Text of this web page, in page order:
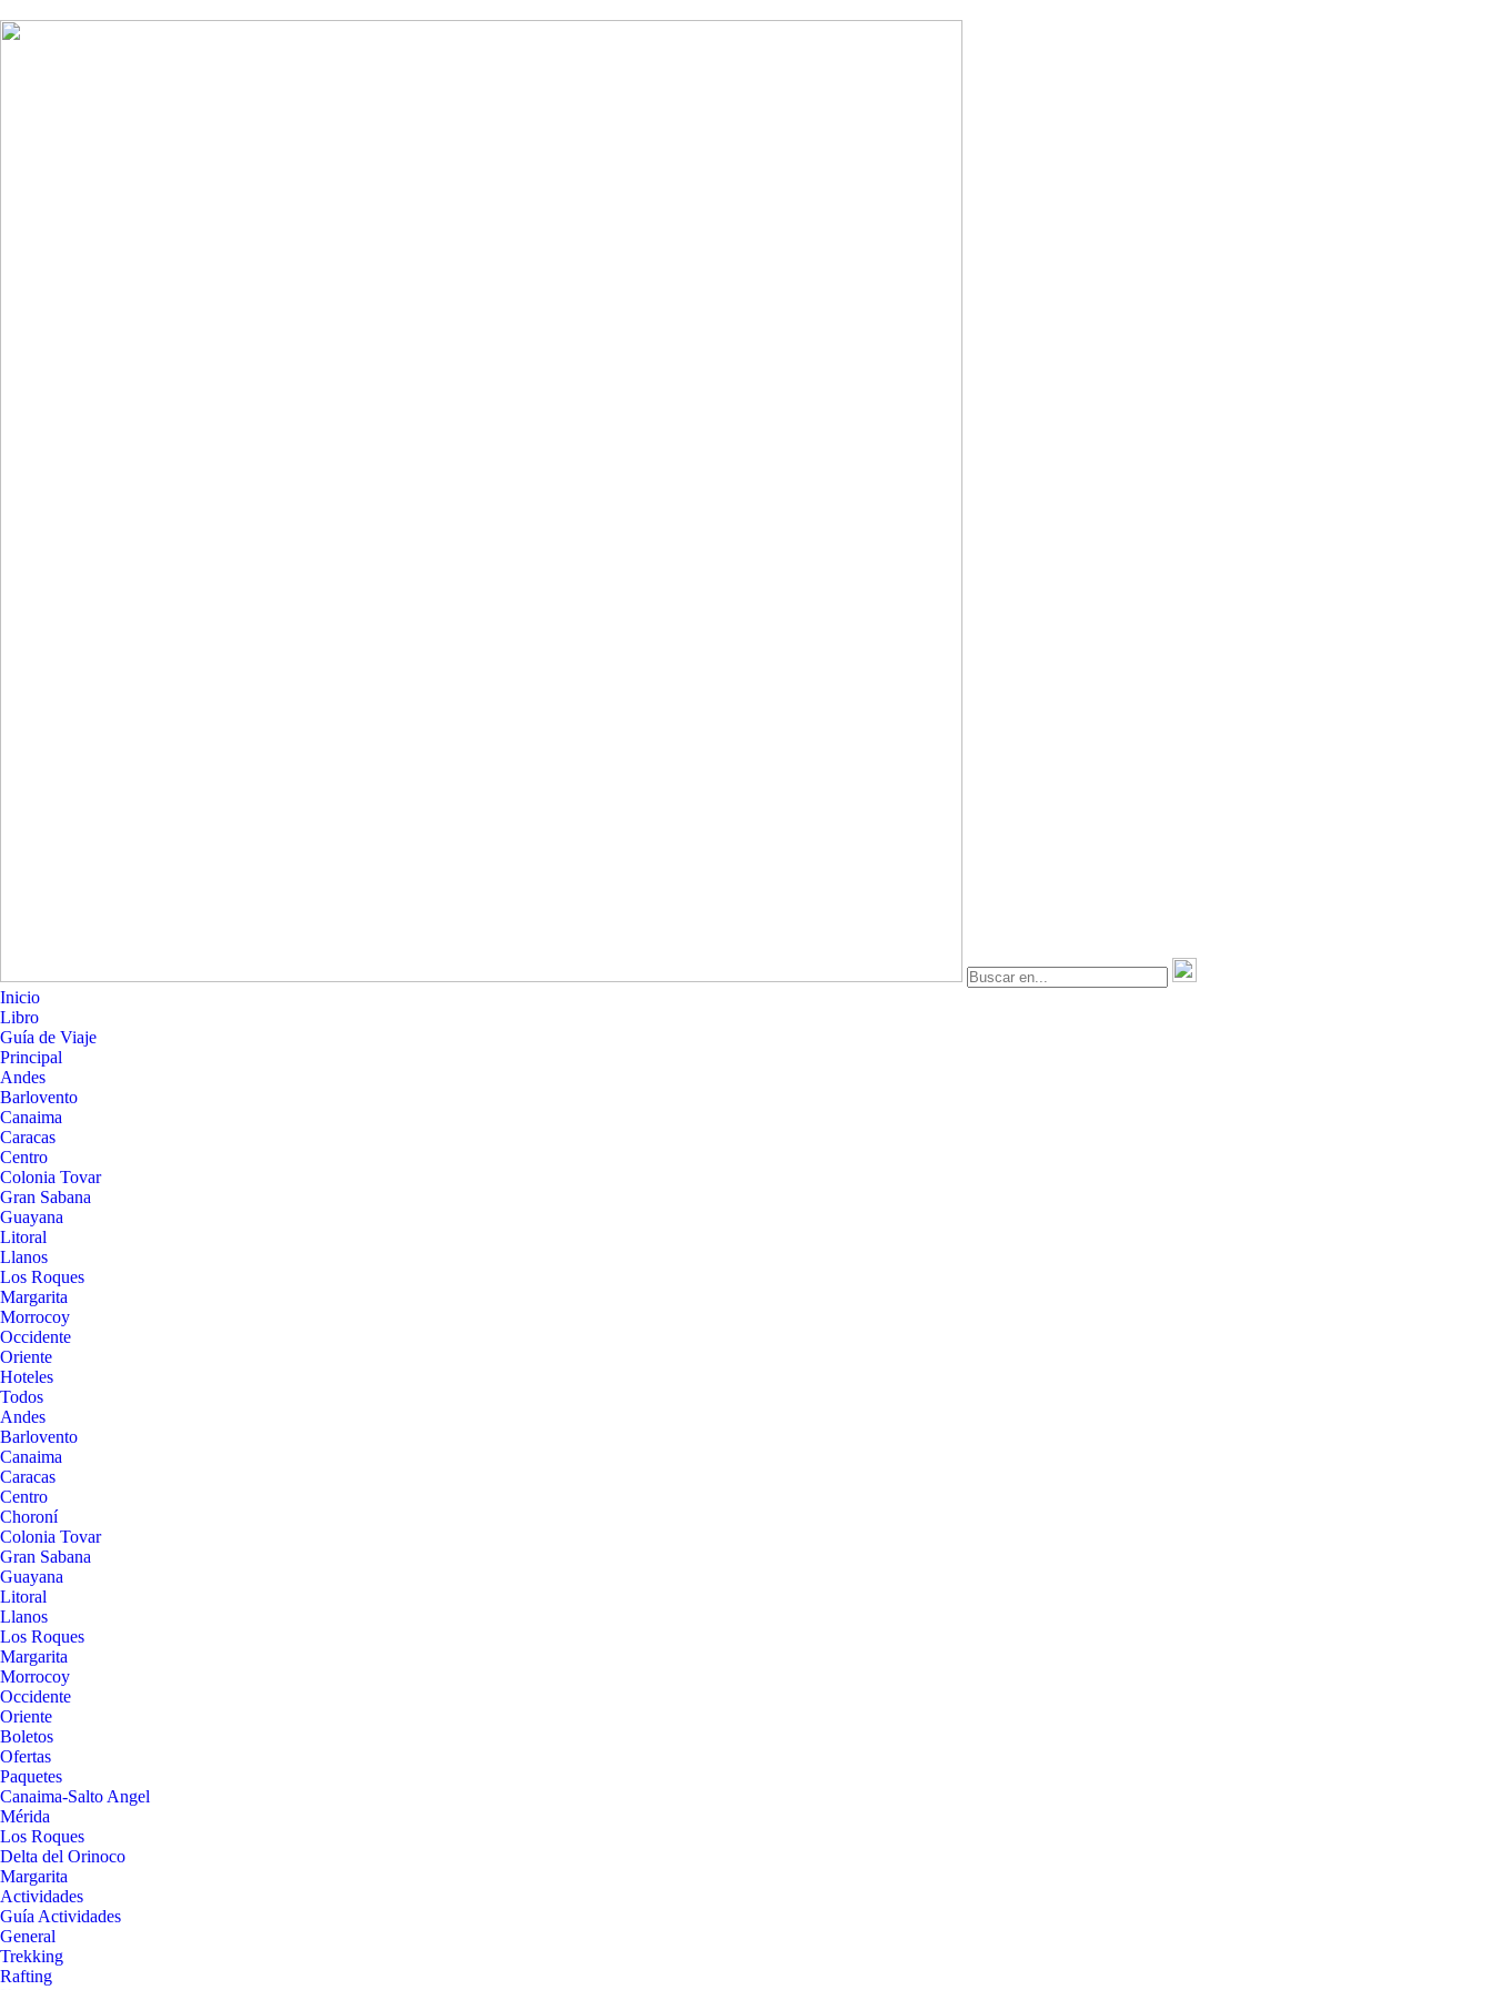
Inicio
Libro
Guía de Viaje
Principal
Andes
Barlovento
Canaima
Caracas
Centro
Colonia Tovar
Gran Sabana
Guayana
Litoral
Llanos
Los Roques
Margarita
Morrocoy
Occidente
Oriente
Hoteles
Todos
Andes
Barlovento
Canaima
Caracas
Centro
Choroní
Colonia Tovar
Gran Sabana
Guayana
Litoral
Llanos
Los Roques
Margarita
Morrocoy
Occidente
Oriente
Boletos
Ofertas
Paquetes
Canaima-Salto Angel
Mérida
Los Roques
Delta del Orinoco
Margarita
Actividades
Guía Actividades
General
Trekking
Rafting